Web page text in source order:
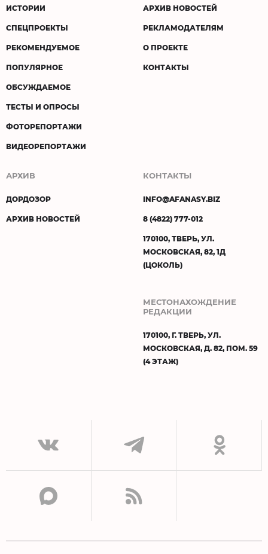
ИСТОРИИ
СПЕЦПРОЕКТЫ
РЕКОМЕНДУЕМОЕ
ПОПУЛЯРНОЕ
ОБСУЖДАЕМОЕ
ТЕСТЫ И ОПРОСЫ
ФОТОРЕПОРТАЖИ
ВИДЕОРЕПОРТАЖИ
АРХИВ НОВОСТЕЙ
РЕКЛАМОДАТЕЛЯМ
О ПРОЕКТЕ
КОНТАКТЫ
АРХИВ
ДОРДОЗОР
АРХИВ НОВОСТЕЙ
КОНТАКТЫ
INFO@AFANASY.BIZ
8 (4822) 777-012
170100, ТВЕРЬ, УЛ.
МОСКОВСКАЯ, 82, 1Д
(ЦОКОЛЬ)
МЕСТОНАХОЖДЕНИЕ
РЕДАКЦИИ
170100, Г. ТВЕРЬ, УЛ.
МОСКОВСКАЯ, Д. 82, ПОМ. 59
(4 ЭТАЖ)